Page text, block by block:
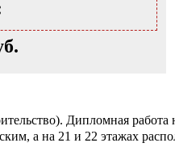
Дипломная
а на 21 и 22 этажах